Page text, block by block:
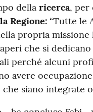
della ricerca, per
Regione:“Tutte le
propria
che si
perché alcuni
avere
siano integrate